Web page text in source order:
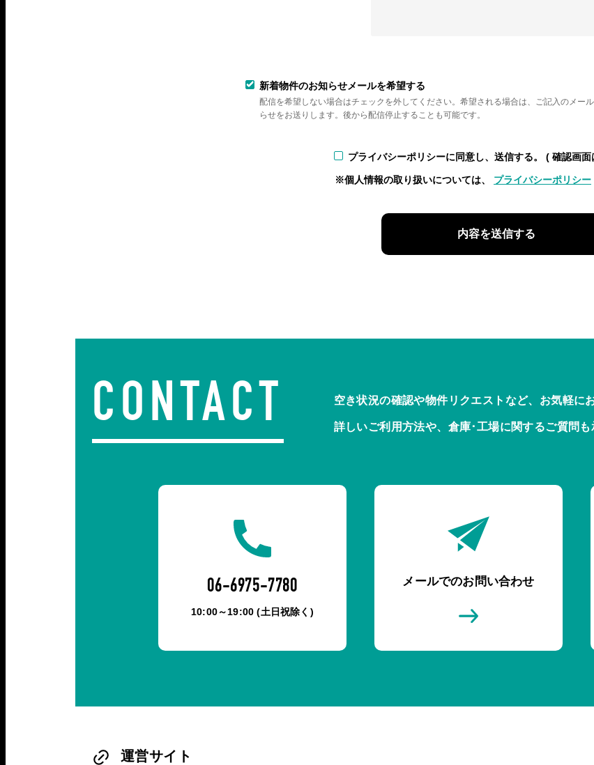
新着物件のお知らせメールを希望する
配信を希望しない場合はチェックを外してください。希望される場合は、ご記入のメー
らせをお送りします。後から配信停止することも可能です。
プライバシーポリシーに同意し、送信する。 ( 確認画面
※個人情報の取り扱いについては、 プライバシーポリシー
内容を送信する
CONTACT 空き状況の確認や物件リクエストなど、お気軽に
詳しいご利用方法や、倉庫･工場に関するご質問も
06-6975-7780
10:00～19:00 (土日祝除く)
メールでのお問い合わせ
運営サイト